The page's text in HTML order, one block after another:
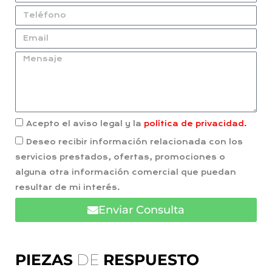
PIEZAS DE RESPUESTO
Acepto el aviso legal y la política de privacidad.
Deseo recibir información relacionada con los
servicios prestados, ofertas, promociones o
alguna otra información comercial que puedan
resultar de mi interés.
Enviar Consulta